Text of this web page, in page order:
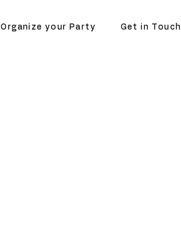
Organize your Party Get in Touch